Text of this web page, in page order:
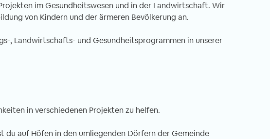
im Gesundheitswesen und in der Landwirtschaft. Wir
von Kindern und der ärmeren Bevölkerung an.
, Landwirtschafts- und Gesundheitsprogrammen in unserer
in verschiedenen Projekten zu helfen.
auf Höfen in den umliegenden Dörfern der Gemeinde